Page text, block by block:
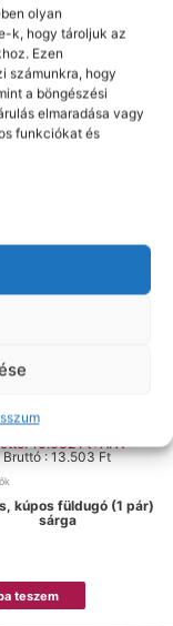
olyan
k, hogy tároljuk az
Ezen
számunkra, hogy
a böngészési
elmaradása vagy
funkciókat és
PU hab füldugó
pár) narancs
teszem
10.632 Ft+ÁFA
Bruttó : 13.503 Ft
kúpos füldugó (1 pár)
sárga
teszem